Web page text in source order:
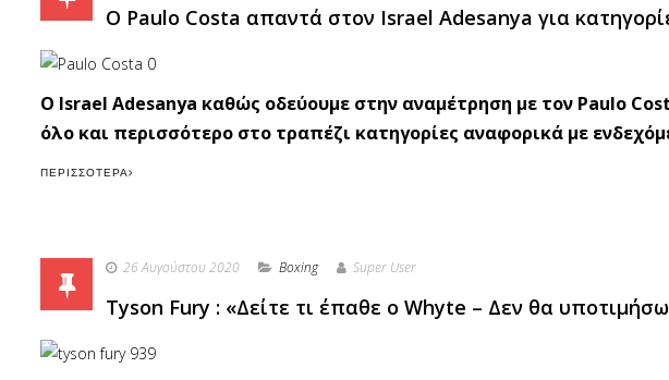
O Paulo Costa απαντά στον Israel Adesanya για
Ο Israel Adesanya καθώς οδεύουμε στην αναμέτρηση με τον Paulo
όλο και περισσότερο στο τραπέζι κατηγορίες αναφορικά με
ΠΕΡΙΣΣΌΤΕΡΑ
26 Αυγούστου 2020 Boxing Super User
Tyson Fury : «Δείτε τι έπαθε ο Whyte – Δεν θα